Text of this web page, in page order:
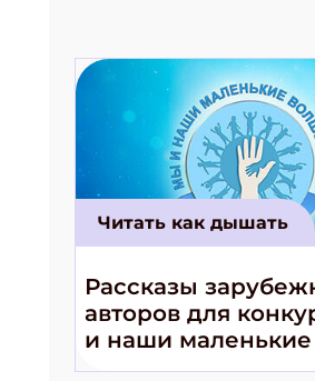
Читать как дышать
Рассказы
авторов для
и наши маленькие
волшебники!»
Подпишись на рассылку
Получи электронный
подарок!
Укажите имя